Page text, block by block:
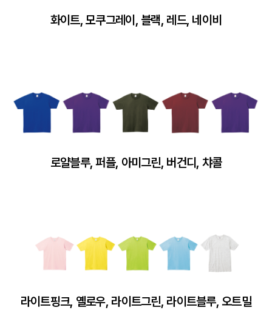
화이트, 모쿠그레이, 블랙, 레드, 네이비
로얄블루, 퍼플, 아미그린, 버건디, 챠콜
라이트핑크, 옐로우, 라이트그린, 라이트블루, 오트밀